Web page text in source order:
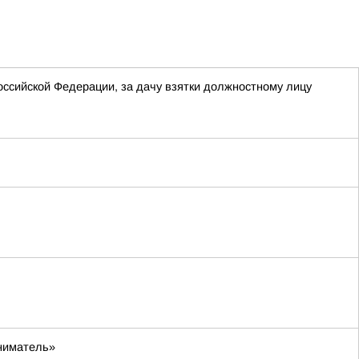
Федерации, за дачу взятки должностному лицу